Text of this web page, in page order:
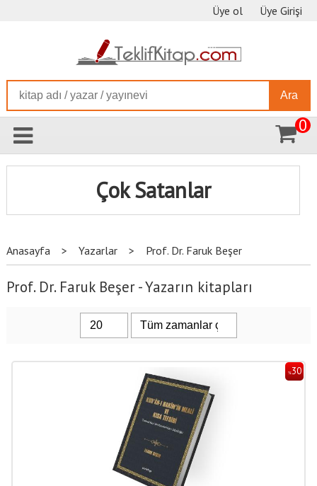
Üye ol Üye Girişi
Ara
0
Çok Satanlar
Anasayfa > Yazarlar > Prof. Dr. Faruk Beşer
Prof. Dr. Faruk Beşer - Yazarın kitapları
%30